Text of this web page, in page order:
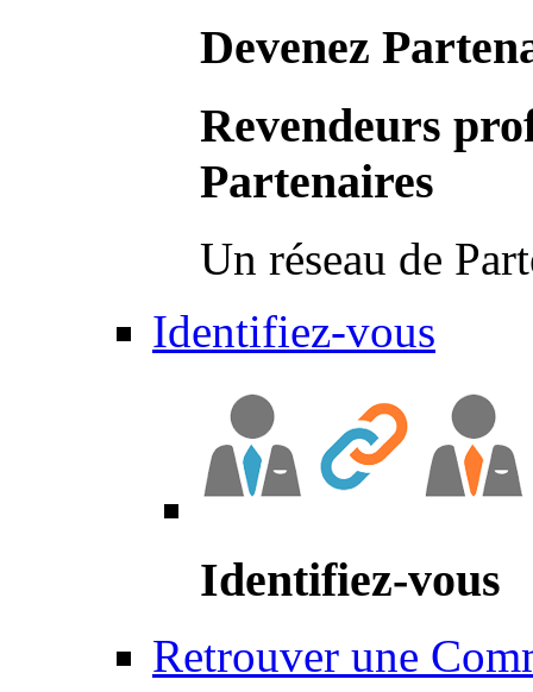
Devenez
Revendeurs
Partenaires
Un réseau de
Identifiez-vous
Identifiez-vous
Retrouver une